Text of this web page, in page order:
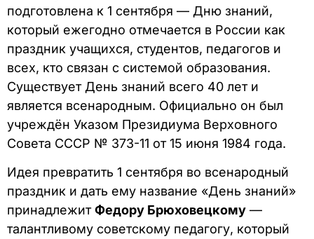
подготовлена к 1 сентября — Дню знаний,
который ежегодно отмечается в России как
праздник учащихся, студентов, педагогов и
всех, кто связан с системой образования.
Существует День знаний всего 40 лет и
является всенародным. Официально он был
учреждён Указом Президиума Верховного
Совета СССР № 373-11 от 15 июня 1984 года.
Идея превратить 1 сентября во всенародный
праздник и дать ему название «День знаний»
принадлежитФедору Брюховецкому —
талантливому советскому педагогу, который